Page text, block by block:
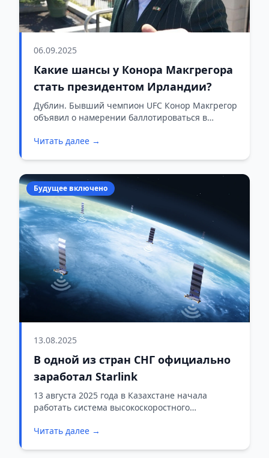
06.09.2025
Какие шансы у Конора Макгрегора
стать президентом Ирландии?
Дублин. Бывший чемпион UFC Конор Макгрегор
объявил о намерении баллотироваться в
широкий резонанс — как внутри страны, так и
Читать далее →
Будущее включено
13.08.2025
В одной из стран СНГ официально
заработал Starlink
13 августа 2025 года в Казахстане начала
работать система высокоскоростного
принадлежащая компании SpaceX Илона Маска.
Читать далее →